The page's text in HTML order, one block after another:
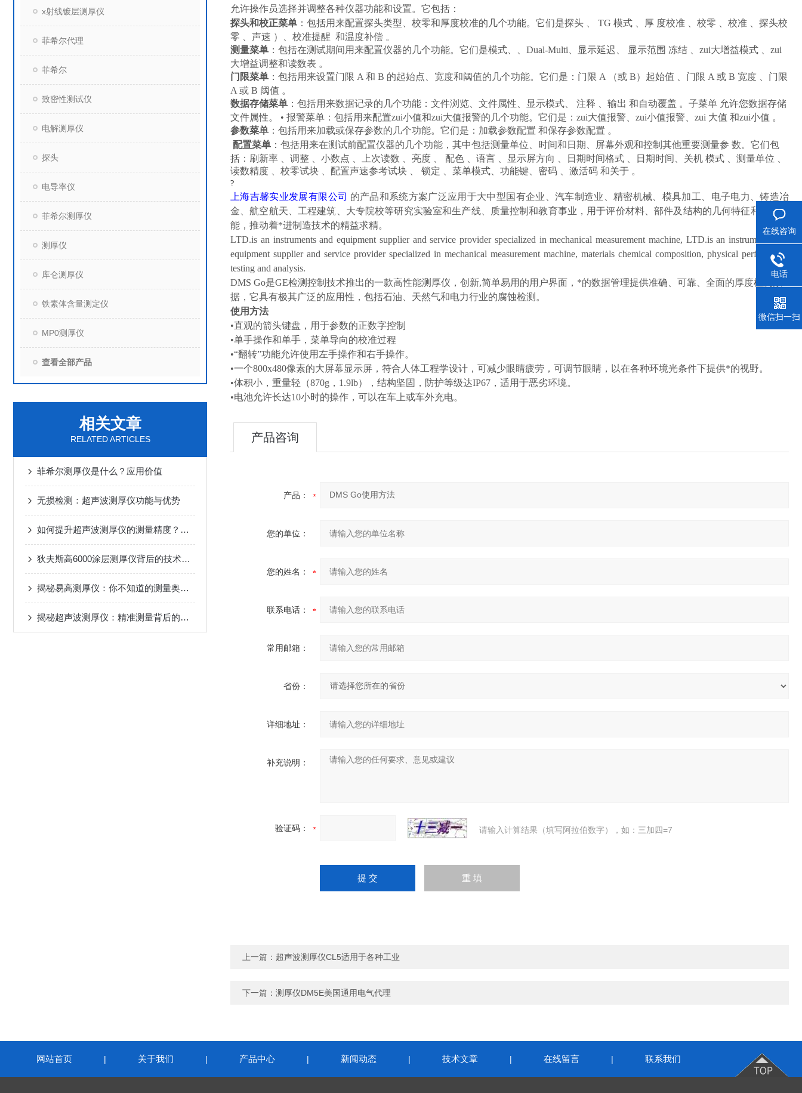
x射线镀层测厚仪
菲希尔代理
菲希尔
致密性测试仪
电解测厚仪
探头
电导率仪
菲希尔测厚仪
测厚仪
库仑测厚仪
铁素体含量测定仪
MP0测厚仪
查看全部产品
相关文章
RELATED ARTICLES
菲希尔测厚仪是什么？应用价值
无损检测：超声波测厚仪功能与优势
如何提升超声波测厚仪的测量精度？关键在这几点
狄夫斯高6000涂层测厚仪背后的技术奥秘
揭秘易高测厚仪：你不知道的测量奥秘！
揭秘超声波测厚仪：精准测量背后的奥秘
允许操作员选择并调整各种仪器功能和设置。它包括：
探头和校正菜单 ：包括用来配置探头类型、校零和厚度校准的几个功能。它们是探头 、 TG 模式 、厚 度校准 、校零 、校准 、探头校
零 、声速 ）、校准提醒 和温度补偿 。
测量菜单 ：包括在测试期间用来配置仪器的几个功能。它们是模式、、Dual-Multi、显示延迟、 显示范围 冻结 、zui大增益模式 、zui
大增益调整和读数表 。
门限菜单 ：包括用来设置门限 A 和 B 的起始点、宽度和阈值的几个功能。它们是：门限 A （或 B）起始值 、门限 A 或 B 宽度 、门限
A 或 B 阈值 。
数据存储菜单 ：包括用来数据记录的几个功能：文件浏览、文件属性、显示模式、 注释 、输出 和自动覆盖 。子菜单 允许您数据存储
文件属性。 • 报警菜单：包括用来配置zui小值和zui大值报警的几个功能。它们是：zui大值报警、zui小值报警、zui 大值 和zui小值 。
参数菜单 ：包括用来加载或保存参数的几个功能。它们是：加载参数配置 和保存参数配置 。
配置菜单 ：包括用来在测试前配置仪器的几个功能，其中包括测量单位、时间和日期、屏幕外观和控制其他重要测量参 数。它们包
括：刷新率 、调整 、小数点 、上次读数 、亮度 、 配色 、语言 、显示屏方向 、日期时间格式 、日期时间、关机 模式 、测量单位 、
读数精度 、校零试块 、配置声速参考试块 、 锁定 、菜单模式、功能键、密码 、激活码 和关于 。
?
上海吉馨实业发展有限公司 的产品和系统方案广泛应用于大中型国有企业、汽车制造业、精密机械、模具加工、电子电力、铸造冶
金、航空航天、工程建筑、大专院校等研究实验室和生产线、质量控制和教育事业，用于评价材料、部件及结构的几何特征和理化性
能，推动着*进制造技术的精益求精。
LTD.is an instruments and equipment supplier and service provider specialized in mechanical measurement machine, LTD.is an instruments and
equipment supplier and service provider specialized in mechanical measurement machine, materials chemical composition, physical performance
testing and analysis.
DMS Go是GE检测控制技术推出的一款高性能测厚仪，创新,简单易用的用户界面，*的数据管理提供准确、可靠、全面的厚度检测数
据，它具有极其广泛的应用性，包括石油、天然气和电力行业的腐蚀检测。
使用方法
•直观的箭头键盘，用于参数的正数字控制
•单手操作和单手，菜单导向的校准过程
•“翻转”功能允许使用左手操作和右手操作。
•一个800x480像素的大屏幕显示屏，符合人体工程学设计，可减少眼睛疲劳，可调节眼睛，以在各种环境光条件下提供*的视野。
•体积小，重量轻（870g，1.9lb），结构坚固，防护等级达IP67，适用于恶劣环境。
•电池允许长达10小时的操作，可以在车上或车外充电。
产品咨询
产品：
您的单位：
您的姓名：
联系电话：
常用邮箱：
省份：
详细地址：
补充说明：
验证码： 请输入计算结果（填写阿拉伯数字），如：三加四=7
上一篇： 超声波测厚仪CL5适用于各种工业
下一篇： 测厚仪DM5E美国通用电气代理
网站首页 | 关于我们 | 产品中心 | 新闻动态 | 技术文章 | 在线留言 | 联系我们
在线咨询
电话
微信扫一扫